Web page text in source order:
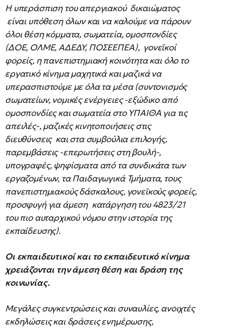
Η υπεράσπιση του απεργιακού δικαιώματος
είναι υπόθεση όλων και να καλούμε να πάρουν
όλοι θέση κόμματα, σωματεία, ομοσπονδίες
(ΔΟΕ, ΟΛΜΕ, ΑΔΕΔΥ, ΠΟΣΕΕΠΕΑ), γονεϊκοί
φορείς, η πανεπιστημιακή κοινότητα και όλο το
εργατικό κίνημα μαχητικά και μαζικά να
υπερασπιστούμε με όλα τα μέσα (συντονισμός
σωματείων, νομικές ενέργειες -εξώδικο από
ομοσπονδίες και σωματεία στο ΥΠΑΙΘΑ για τις
απειλές-, μαζικές κινητοποιήσεις στις
διευθύνσεις και στα συμβούλια επιλογής,
παρεμβάσεις -επερωτήσεις στη βουλή-,
υπογραφές, ψηφίσματα από τα συνδικάτα των
εργαζομένων, τα Παιδαγωγικά Τμήματα, τους
πανεπιστημιακούς δάσκαλους, γονεϊκούς φορείς,
προσφυγή για άμεση κατάργηση του 4823/21
του πιο αυταρχικού νόμου στην ιστορία της
εκπαίδευσης).
Οι εκπαιδευτικοί και το εκπαιδευτικό κίνημα
χρειάζονται την άμεση θέση και δράση της
κοινωνίας.
Μεγάλες συγκεντρώσεις και συναυλίες, ανοιχτές
εκδηλώσεις και δράσεις ενημέρωσης,